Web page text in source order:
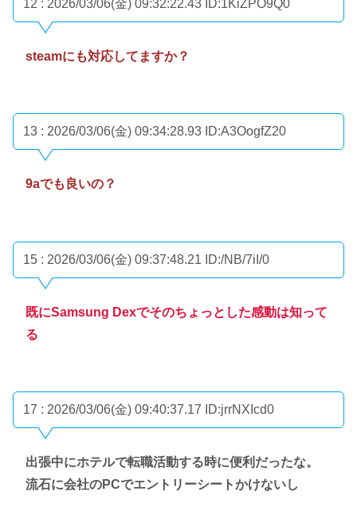
12 : 2026/03/06(金) 09:32:22.43 ID:1KiZPO9Q0
steamにも対応してますか？
13 : 2026/03/06(金) 09:34:28.93 ID:A3OogfZ20
9aでも良いの？
15 : 2026/03/06(金) 09:37:48.21 ID:/NB/7iI/0
既にSamsung Dexでそのちょっとした感動は知って
る
17 : 2026/03/06(金) 09:40:37.17 ID:jrrNXIcd0
出張中にホテルで転職活動する時に便利だったな。
流石に会社のPCでエントリーシートかけないし